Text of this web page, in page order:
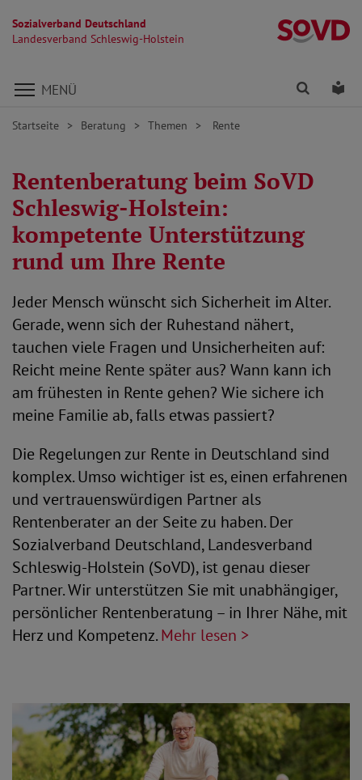
Sozialverband Deutschland
Landesverband Schleswig-Holstein
Direkt zu den Inhalten springen
MENÜ Finden
Startseite Beratung Themen Rente
Rentenberatung beim SoVD
Schleswig-Holstein:
kompetente Unterstützung
rund um Ihre Rente
Jeder Mensch wünscht sich Sicherheit im Alter.
Gerade, wenn sich der Ruhestand nähert,
tauchen viele Fragen und Unsicherheiten auf:
Reicht meine Rente später aus? Wann kann ich
am frühesten in Rente gehen? Wie sichere ich
meine Familie ab, falls etwas passiert?
Die Regelungen zur Rente in Deutschland sind
komplex. Umso wichtiger ist es, einen erfahrenen
und vertrauenswürdigen Partner als
Rentenberater an der Seite zu haben. Der
Sozialverband Deutschland, Landesverband
Schleswig-Holstein (SoVD), ist genau dieser
Partner. Wir unterstützen Sie mit unabhängiger,
persönlicher Rentenberatung – in Ihrer Nähe, mit
Herz und Kompetenz.Mehr lesen >